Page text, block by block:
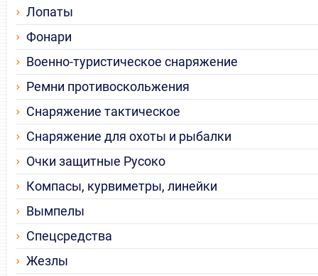
Лопаты
Фонари
Военно-туристическое снаряжение
Ремни противоскольжения
Снаряжение тактическое
Снаряжение для охоты и рыбалки
Очки защитные Русоко
Компасы, курвиметры, линейки
Вымпелы
Спецсредства
Жезлы